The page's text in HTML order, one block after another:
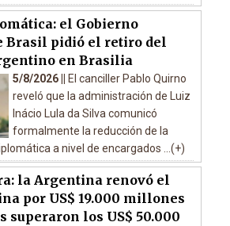
el Gobierno
Brasil pidió el retiro del
en Brasilia
5/8/2026 ||
El canciller Pablo Quirno
reveló que la administración de Luiz
Inácio Lula da Silva comunicó
formalmente la reducción de la
a nivel de encargados ...(+)
la Argentina renovó el
por US$ 19.000 millones
superaron los US$ 50.000